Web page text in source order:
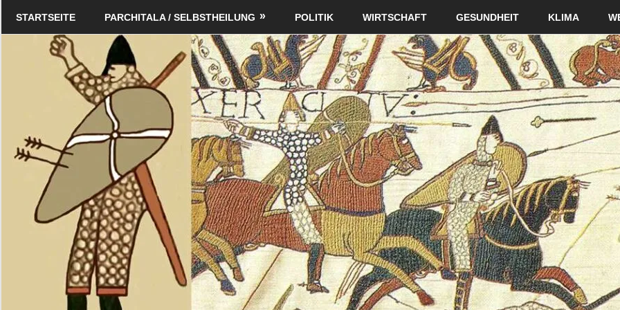
Schildverlag
STARTSEITE PARCHITALA / SELBSTHEILUNG POLITIK WIRTSCHAFT GESUNDHEIT KLIMA